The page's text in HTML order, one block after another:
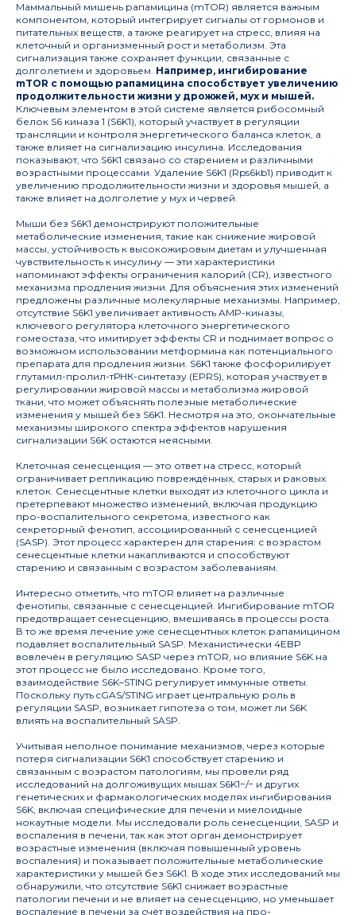
Маммальный мишень рапамицина (mTOR) является важным
компонентом, который интегрирует сигналы от гормонов и
питательных веществ, а также реагирует на стресс, влияя на
клеточный и организменный рост и метаболизм. Эта
сигнализация также сохраняет функции, связанные с
долголетием и здоровьем. Например, ингибирование
mTOR с помощью рапамицина способствует увеличению
продолжительности жизни у дрожжей, мух и мышей.
Ключевым элементом в этой системе является рибосомный
белок S6 киназа 1 (S6K1), который участвует в регуляции
трансляции и контроля энергетического баланса клеток, а
также влияет на сигнализацию инсулина. Исследования
показывают, что S6K1 связано со старением и различными
возрастными процессами. Удаление S6K1 (Rps6kb1) приводит к
увеличению продолжительности жизни и здоровья мышей, а
также влияет на долголетие у мух и червей.
Мыши без S6K1 демонстрируют положительные
метаболические изменения, такие как снижение жировой
массы, устойчивость к высокожировым диетам и улучшенная
чувствительность к инсулину — эти характеристики
напоминают эффекты ограничения калорий (CR), известного
механизма продления жизни. Для объяснения этих изменений
предложены различные молекулярные механизмы. Например,
отсутствие S6K1 увеличивает активность AMP-киназы,
ключевого регулятора клеточного энергетического
гомеостаза, что имитирует эффекты CR и поднимает вопрос о
возможном использовании метформина как потенциального
препарата для продления жизни. S6K1 также фосфорилирует
глутамил-пролил-тРНК-синтетазу (EPRS), которая участвует в
регулировании жировой массы и метаболизма жировой
ткани, что может объяснять полезные метаболические
изменения у мышей без S6K1. Несмотря на это, окончательные
механизмы широкого спектра эффектов нарушения
сигнализации S6K остаются неясными.
Клеточная сенесценция — это ответ на стресс, который
ограничивает репликацию повреждённых, старых и раковых
клеток. Сенесцентные клетки выходят из клеточного цикла и
претерпевают множество изменений, включая продукцию
про-воспалительного секретома, известного как
секреторный фенотип, ассоциированный с сенесценцией
(SASP). Этот процесс характерен для старения: с возрастом
сенесцентные клетки накапливаются и способствуют
старению и связанным с возрастом заболеваниям.
Интересно отметить, что mTOR влияет на различные
фенотипы, связанные с сенесценцией. Ингибирование mTOR
предотвращает сенесценцию, вмешиваясь в процессы роста.
В то же время лечение уже сенесцентных клеток рапамицином
подавляет воспалительный SASP. Механистически 4EBP
вовлечён в регуляцию SASP через mTOR, но влияние S6K на
этот процесс не было исследовано. Кроме того,
взаимодействие S6K–STING регулирует иммунные ответы.
Поскольку путь cGAS/STING играет центральную роль в
регуляции SASP, возникает гипотеза о том, может ли S6K
влиять на воспалительный SASP.
Учитывая неполное понимание механизмов, через которые
потеря сигнализации S6K1 способствует старению и
связанным с возрастом патологиям, мы провели ряд
исследований на долгоживущих мышах S6K1−/− и других
генетических и фармакологических моделях ингибирования
S6K, включая специфические для печени и миелоидные
нокаутные модели. Мы исследовали роль сенесценции, SASP и
воспаления в печени, так как этот орган демонстрирует
возрастные изменения (включая повышенный уровень
воспаления) и показывает положительные метаболические
характеристики у мышей без S6K1. В ходе этих исследований мы
обнаружили, что отсутствие S6K1 снижает возрастные
патологии печени и не влияет на сенесценцию, но уменьшает
воспаление в печени за счёт воздействия на про-